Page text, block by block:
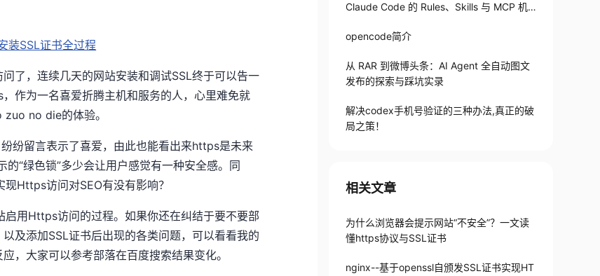
了，连续几天的网站安装和调试SSL终于可以告一
作为一名喜爱折腾主机和服务的人，心里难免就
no die的体验。
纷留言表示了喜爱，由此也能看出来https是未来
“绿色锁”多少会让用户感觉有一种安全感。同
Https访问对SEO有没有影响？
用Https访问的过程。如果你还在纠结于要不要部
及添加SSL证书后出现的各类问题，可以看看我的
，大家可以参考部落在百度搜索结果变化。
Claude Code 的 Rules、Skills 与 MCP 机
opencode简介
从 RAR 到微博头条：AI Agent 全自动图文
发布的探索与踩坑实录
解决codex手机号验证的三种办法,真正的破
局之策！
相关文章
为什么浏览器会提示网站“不安全”？一文读
懂https协议与SSL证书
nginx--基于openssl自颁发SSL证书实现HT